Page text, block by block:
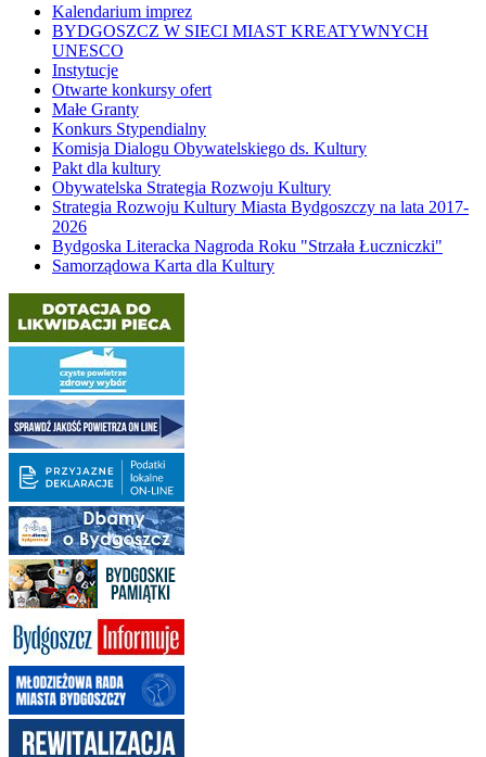
Kalendarium imprez
BYDGOSZCZ W SIECI MIAST KREATYWNYCH
UNESCO
Instytucje
Otwarte konkursy ofert
Małe Granty
Konkurs Stypendialny
Komisja Dialogu Obywatelskiego ds. Kultury
Pakt dla kultury
Obywatelska Strategia Rozwoju Kultury
Strategia Rozwoju Kultury Miasta Bydgoszczy na lata 2017-
2026
Bydgoska Literacka Nagroda Roku "Strzała Łuczniczki"
Samorządowa Karta dla Kultury